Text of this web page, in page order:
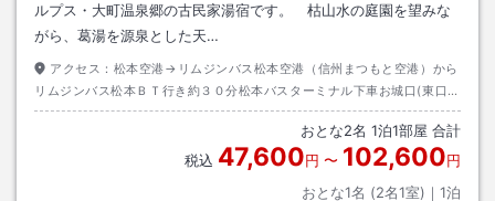
ルプス・大町温泉郷の古民家湯宿です。 枯山水の庭園を望みな
がら、葛湯を源泉とした天…
アクセス： 松本空港→リムジンバス松本空港（信州まつもと空港）から
リムジンバス松本ＢＴ行き約３０分松本バスターミナル下車お城口(東口)
出口→ＪＲ松本駅駅から信濃大町行行き約５５分信濃大町駅駅下車→バス
アルピコ交通信濃大町駅から扇沢行き約１３分大町温泉郷下車→徒歩約４
おとな2名 1泊1部屋 合計
税込 47,600円 〜 102,600円
おとな1名 (2名1室)｜ 1泊